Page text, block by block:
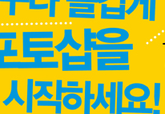
한 대지 기능 - Artboard
한 글꼴 추가 기능 - Typekit
and Mask(윗/선택 및 마
일, 데스크탑 작업을 연계/공
버전 별 기능 비교